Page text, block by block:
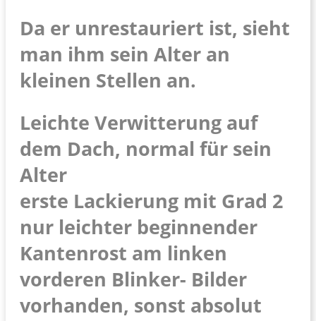
Da er unrestauriert ist, sieht
man ihm sein Alter an
kleinen Stellen an.
Leichte Verwitterung auf
dem Dach, normal für sein
Alter
erste Lackierung mit Grad 2
nur leichter beginnender
Kantenrost am linken
vorderen Blinker- Bilder
vorhanden, sonst absolut